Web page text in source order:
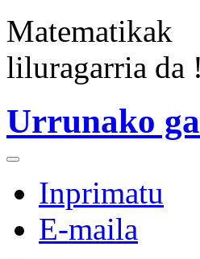
liluragarria da
Urrunako
Inprimatu
E-maila